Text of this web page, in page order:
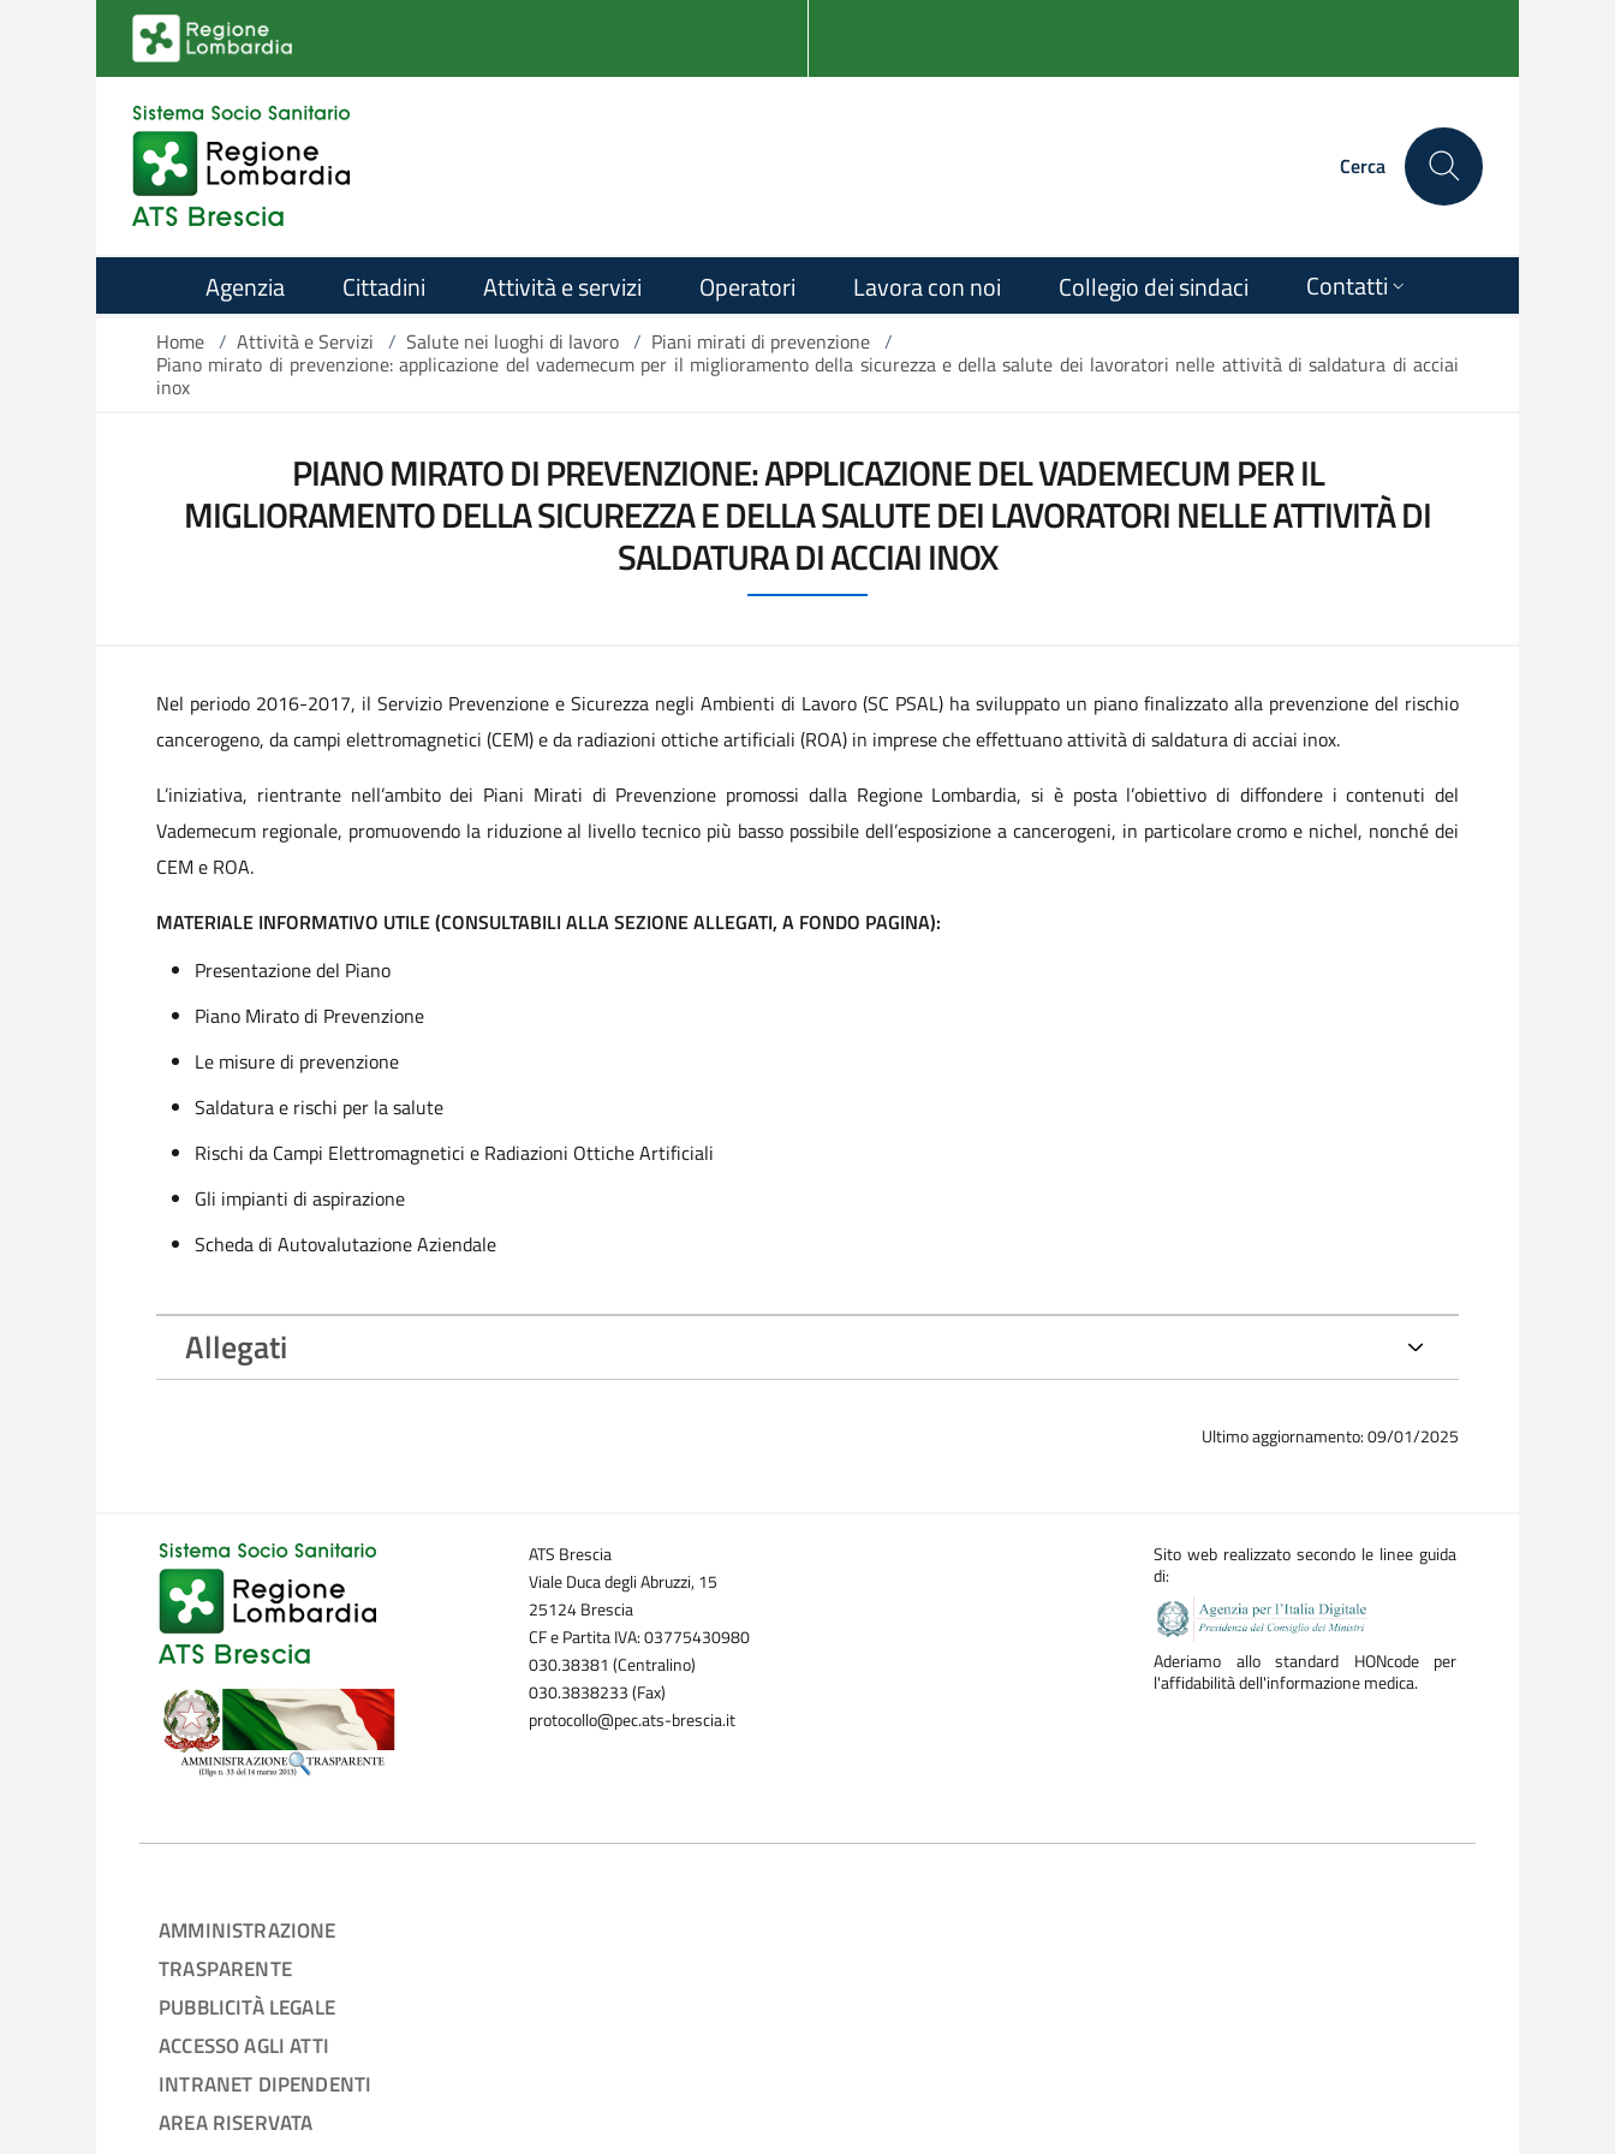
Salta al contenuto principale
Cerca
Agenzia Cittadini Attività e servizi Operatori Lavora con noi Collegio dei sindaci Contatti
Home / Attività e Servizi / Salute nei luoghi di lavoro / Piani mirati di prevenzione /
Piano mirato di prevenzione: applicazione del vademecum per il miglioramento della sicurezza e della salute dei lavoratori nelle attività di saldatura di acciai
inox
PIANO MIRATO DI PREVENZIONE: APPLICAZIONE DEL VADEMECUM PER IL
MIGLIORAMENTO DELLA SICUREZZA E DELLA SALUTE DEI LAVORATORI NELLE ATTIVITÀ DI
SALDATURA DI ACCIAI INOX
Nel periodo 2016-2017, il Servizio Prevenzione e Sicurezza negli Ambienti di Lavoro (SC PSAL) ha sviluppato un piano finalizzato alla prevenzione del rischio
cancerogeno, da campi elettromagnetici (CEM) e da radiazioni ottiche artificiali (ROA) in imprese che effettuano attività di saldatura di acciai inox.
L’iniziativa, rientrante nell’ambito dei Piani Mirati di Prevenzione promossi dalla Regione Lombardia, si è posta l’obiettivo di diffondere i contenuti del
Vademecum regionale, promuovendo la riduzione al livello tecnico più basso possibile dell’esposizione a cancerogeni, in particolare cromo e nichel, nonché dei
CEM e ROA.
MATERIALE INFORMATIVO UTILE (CONSULTABILI ALLA SEZIONE ALLEGATI, A FONDO PAGINA):
Presentazione del Piano
Piano Mirato di Prevenzione
Le misure di prevenzione
Saldatura e rischi per la salute
Rischi da Campi Elettromagnetici e Radiazioni Ottiche Artificiali
Gli impianti di aspirazione
Scheda di Autovalutazione Aziendale
Allegati
Ultimo aggiornamento: 09/01/2025
ATS Brescia
Viale Duca degli Abruzzi, 15
25124 Brescia
CF e Partita IVA: 03775430980
030.38381 (Centralino)
030.3838233 (Fax)
protocollo@pec.ats-brescia.it
Sito web realizzato secondo le linee guida
di:
Aderiamo allo standard HONcode per
l'affidabilità dell'informazione medica.
AMMINISTRAZIONE
TRASPARENTE
PUBBLICITÀ LEGALE
ACCESSO AGLI ATTI
INTRANET DIPENDENTI
AREA RISERVATA